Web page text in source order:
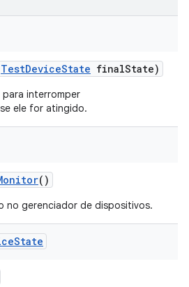
TestDeviceState finalState)
para interromper
ele for atingido.
()
no gerenciador de dispositivos.
State